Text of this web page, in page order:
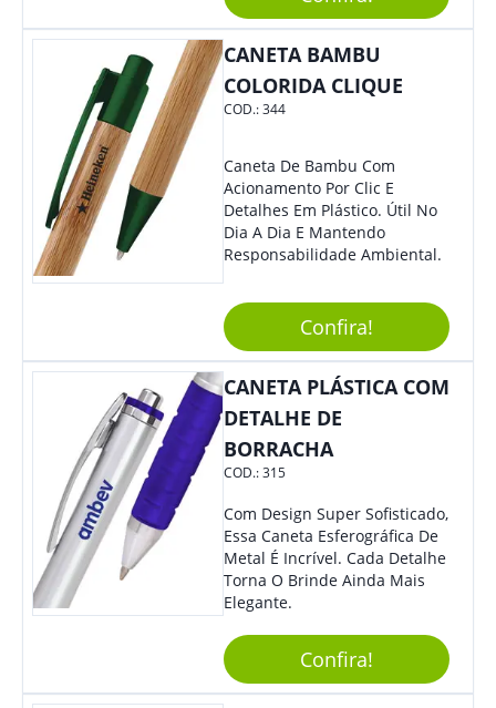
CANETA BAMBU
COLORIDA CLIQUE
COD.:344
Caneta De Bambu Com
Acionamento Por Clic E
Detalhes Em Plástico. Útil No
Dia A Dia E Mantendo
Responsabilidade Ambiental.
Confira!
CANETA PLÁSTICA COM
DETALHE DE
BORRACHA
COD.:315
Com Design Super Sofisticado,
Essa Caneta Esferográfica De
Metal É Incrível. Cada Detalhe
Torna O Brinde Ainda Mais
Elegante.
Confira!